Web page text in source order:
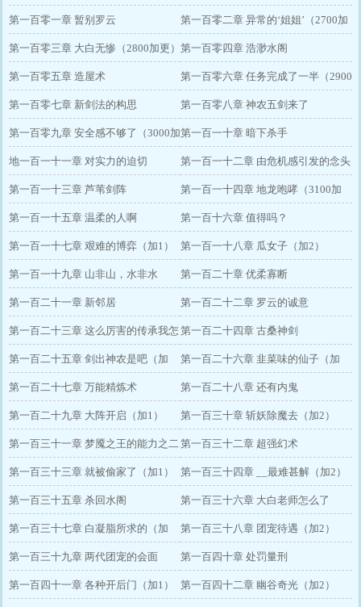
第一百零一章 暂别罗云 第一百零二章 异常的‘姐姐’（2700加
更）
第一百零三章 大白无惨（2800加更） 第一百零四章 浩渺水阁
第一百零五章 造屋术 第一百零六章 任务完成了一半（2900
加更）
第一百零七章 新剑法的构思 第一百零八章 神农五剑来了
第一百零九章 安全感不够了（3000加
更）
第一百一十章 暗下杀手
地一百一十一章 对实力的迫切 第一百一十二章 由危机感引发的念头
第一百一十三章 芦苇剑阵 第一百一十四章 地龙咆哮（3100加
更）
第一百一十五章 温柔的人啊 第一百十六章 值得吗？
第一百一十七章 艰难的博弈（加1） 第一百一十八章 瓜女子（加2）
第一百一十九章 山非山，水非水 第一百二十章 优柔寡断
第一百二十一章 新邻居 第一百二十二章 罗云的诚意
第一百二十三章 这么厉害的传承我怎
么不知道
第一百二十四章 古桑神剑
第一百二十五章 剑出神农是吧（加
1）
第一百二十六章 韭菜味的仙子（加
2）
第一百二十七章 万能精炼术 第一百二十八章 还有内鬼
第一百二十九章 大阵开启（加1） 第一百三十章 斩妖除魔去（加2）
第一百三十一章 梦魇之王的能力之二第一百三十二章 超强幻术
第一百三十三章 就被偷家了（加1） 第一百三十四章 __最难甚解（加2）
第一百三十五章 杀回水阁 第一百三十六章 大白老师怎么了
第一百三十七章 白凝脂所求的（加
1）
第一百三十八章 团宠待遇（加2）
第一百三十九章 两代团宠的会面 第一百四十章 处罚量刑
第一百四十一章 各种开后门（加1） 第一百四十二章 幽谷奇光（加2）